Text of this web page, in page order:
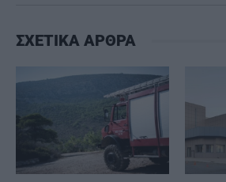
ΣΧΕΤΙΚΑ ΑΡΘΡΑ